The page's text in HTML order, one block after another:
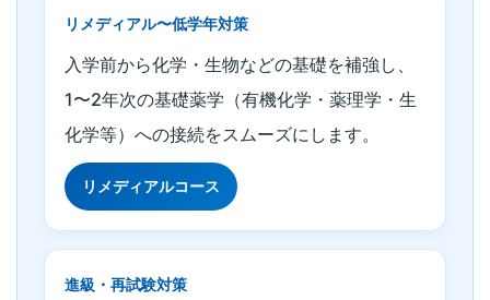
リメディアル〜低学年対策
入学前から化学・生物などの基礎を補強し、
1〜2年次の基礎薬学（有機化学・薬理学・生
化学等）への接続をスムーズにします。
リメディアルコース
進級・再試験対策